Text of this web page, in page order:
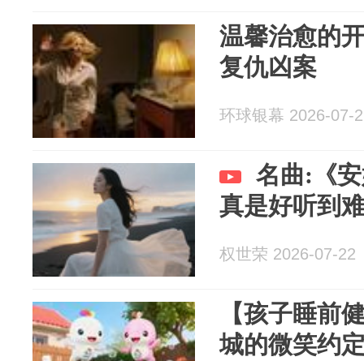
温馨治愈的
复仇凶案
环球银幕 2026-07-
名曲:《
真是好听到
权世荣 2026-07-22
【孩子睡前
城的微笑约